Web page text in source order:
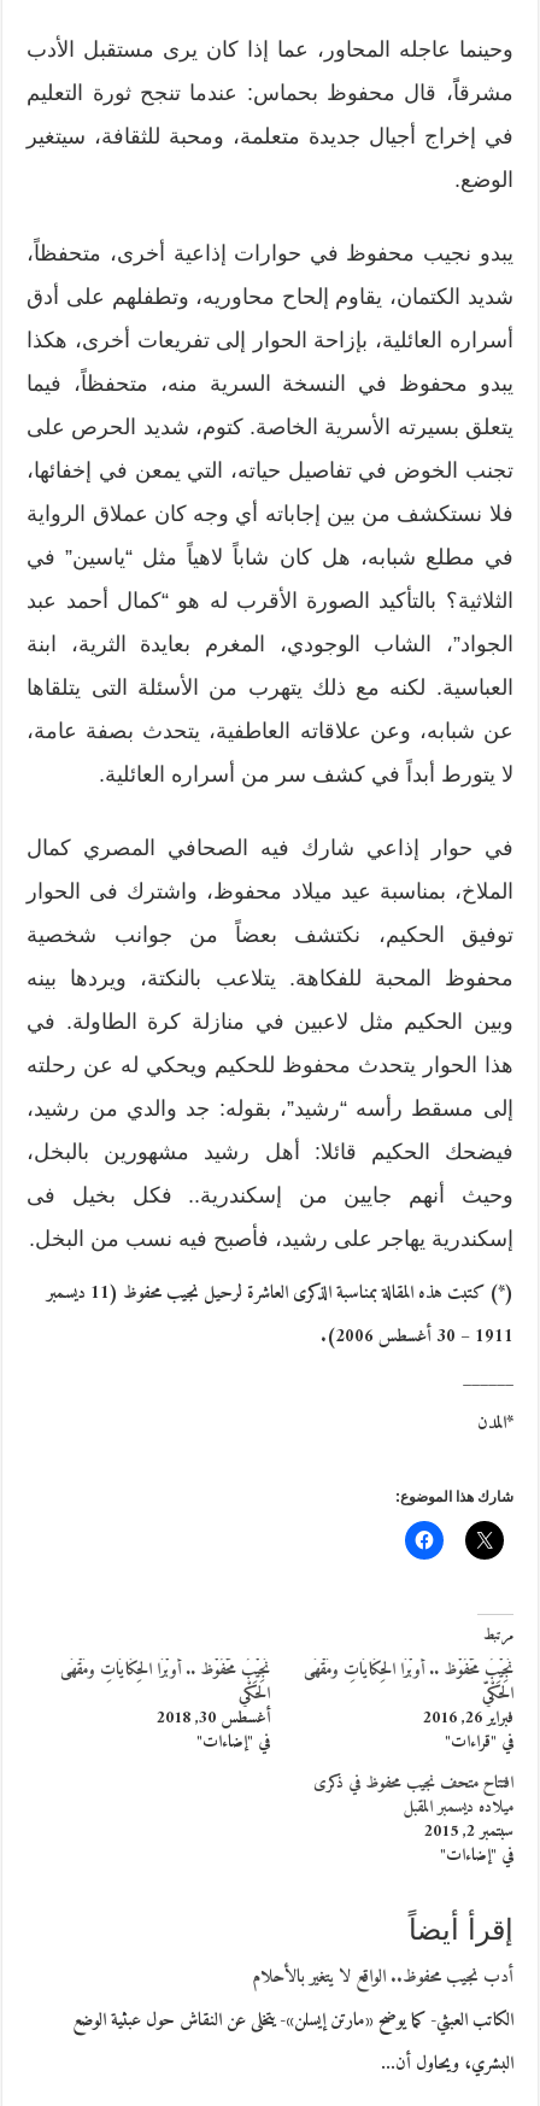
وحينما عاجله المحاور، عما إذا كان يرى مستقبل الأدب
مشرقاًَ، قال محفوظ بحماس: عندما تنجح ثورة التعليم
في إخراج أجيال جديدة متعلمة، ومحبة للثقافة، سيتغير
الوضع.
يبدو نجيب محفوظ في حوارات إذاعية أخرى، متحفظاً،
شديد الكتمان، يقاوم إلحاح محاوريه، وتطفلهم على أدق
أسراره العائلية، بإزاحة الحوار إلى تفريعات أخرى، هكذا
يبدو محفوظ في النسخة السرية منه، متحفظاً، فيما
يتعلق بسيرته الأسرية الخاصة. كتوم، شديد الحرص على
تجنب الخوض في تفاصيل حياته، التي يمعن في إخفائها،
فلا نستكشف من بين إجاباته أي وجه كان عملاق الرواية
في مطلع شبابه، هل كان شاباً لاهياً مثل “ياسين” في
الثلاثية؟ بالتأكيد الصورة الأقرب له هو “كمال أحمد عبد
الجواد”، الشاب الوجودي، المغرم بعايدة الثرية، ابنة
العباسية. لكنه مع ذلك يتهرب من الأسئلة التى يتلقاها
عن شبابه، وعن علاقاته العاطفية، يتحدث بصفة عامة،
لا يتورط أبداً في كشف سر من أسراره العائلية.
في حوار إذاعي شارك فيه الصحافي المصري كمال
الملاخ، بمناسبة عيد ميلاد محفوظ، واشترك فى الحوار
توفيق الحكيم، نكتشف بعضاً من جوانب شخصية
محفوظ المحبة للفكاهة. يتلاعب بالنكتة، ويردها بينه
وبين الحكيم مثل لاعبين في منازلة كرة الطاولة. في
هذا الحوار يتحدث محفوظ للحكيم ويحكي له عن رحلته
إلى مسقط رأسه “رشيد”، بقوله: جد والدي من رشيد،
فيضحك الحكيم قائلا: أهل رشيد مشهورين بالبخل،
وحيث أنهم جايين من إسكندرية.. فكل بخيل فى
إسكندرية يهاجر على رشيد، فأصبح فيه نسب من البخل.
(*) كتبت هذه المقالة بمناسبة الذكرى العاشرة لرحيل نجيب محفوظ (11 ديسمبر
1911 – 30 أغسطس 2006).
______
*المدن
شارك هذا الموضوع:
مرتبط
نَجِيْبُ مَحْفُوْظ .. أوبْرَا الحِكَايَاتِ ومَقْهَى
الحَكْيِّ
فبراير 26, 2016
في "قراءات"
نَجِيْبُ مَحْفُوْظ .. أوبْرَا الحِكَايَاتِ ومَقْهَى
الحَكْي
أغسطس 30, 2018
في "إضاءات"
افتتاح متحف نجيب محفوظ في ذكرى
ميلاده ديسمبر المقبل
سبتمبر 2, 2015
في "إضاءات"
إقرأ أيضاً
أدب نجيب محفوظ.. الواقع لا يتغير بالأحلام
الكاتب العبثي- كما يوضح «مارتن إيسلن»- يتخلى عن النقاش حول عبثية الوضع
البشري، ويحاول أن…